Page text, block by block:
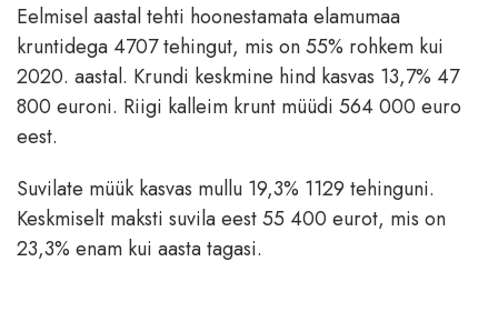
Eelmisel aastal tehti hoonestamata elamumaa
kruntidega 4707 tehingut, mis on 55% rohkem kui
2020. aastal. Krundi keskmine hind kasvas 13,7% 47
800 euroni. Riigi kalleim krunt müüdi 564 000 euro
eest.
Suvilate müük kasvas mullu 19,3% 1129 tehinguni.
Keskmiselt maksti suvila eest 55 400 eurot, mis on
23,3% enam kui aasta tagasi.